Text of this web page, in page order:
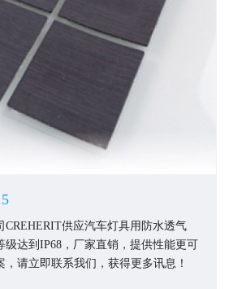
CREHERIT供应汽车灯具用防水透气
级达到IP68，厂家直销，提供性能更可
请立即联系我们，获得更多讯息！